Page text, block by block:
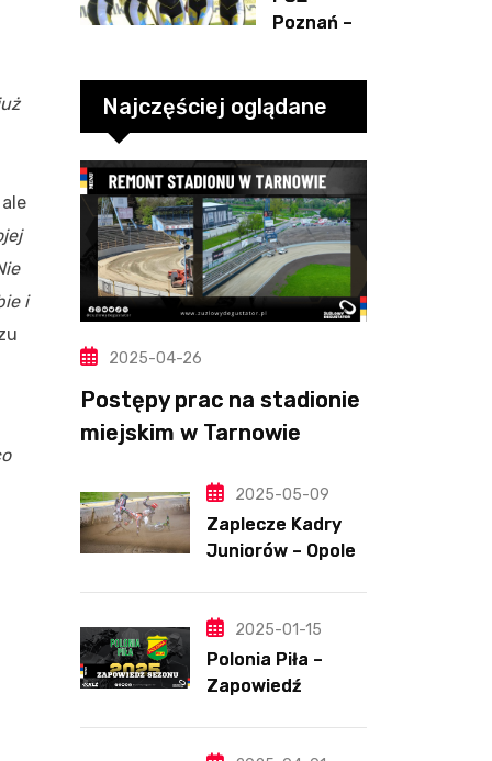
i
Poznań –
Rybnik,
2.08.2026
-3
Najczęściej oglądane
2025-04-26
Postępy prac na stadionie
miejskim w Tarnowie
2025-05-09
Zaplecze Kadry
Juniorów – Opole,
2025-01-15
Polonia Piła –
Zapowiedź